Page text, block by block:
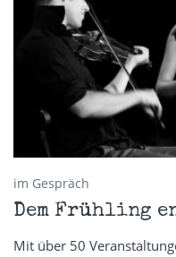
im Gespräch
Dem Frühling
Mit über 50